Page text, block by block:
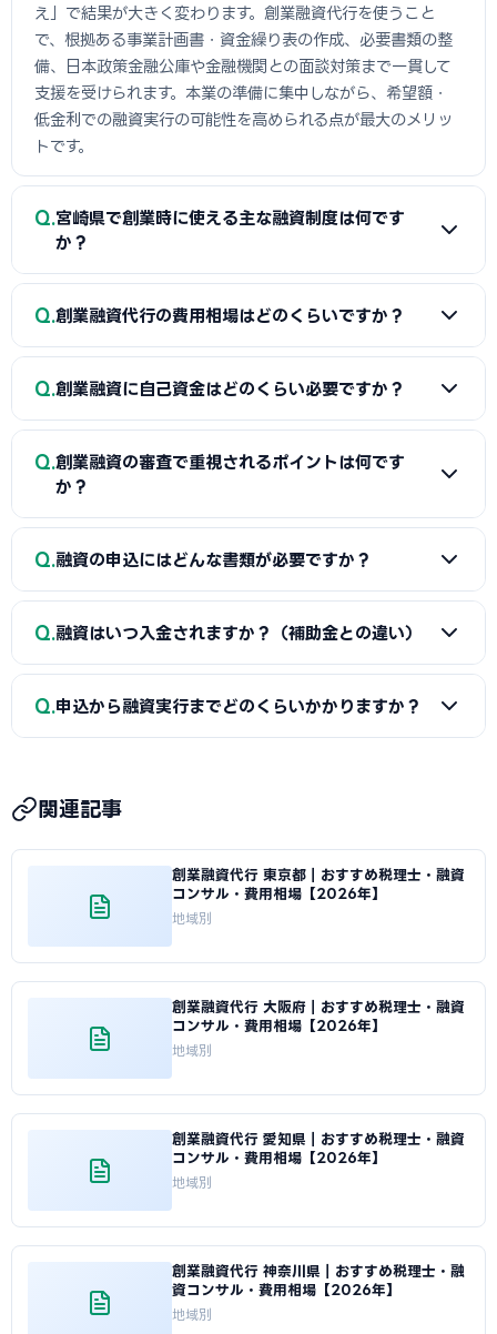
え」で結果が大きく変わります。創業融資代行を使うこと
で、根拠ある事業計画書・資金繰り表の作成、必要書類の整
備、日本政策金融公庫や金融機関との面談対策まで一貫して
支援を受けられます。本業の準備に集中しながら、希望額・
低金利での融資実行の可能性を高められる点が最大のメリッ
トです。
Q 宮崎県で創業時に使える主な融資制度は何です
か？
A
日本政策金融公庫の「新規開業資金」、信用保証協会の
薦の「マル経融資」などが中心です。実績の浅い創業期で
も、原則無担保・無保証人で利用できる制度が複数ありま
Q 創業融資代行の費用相場はどのくらいですか？
A
一般的に「着手金（無料〜数万円）＋成功報酬（融資実
所もあります。融資額や難易度で異なるため、契約前に見積
もりと報酬条件を必ず確認しましょう。当サイトでは宮崎県
に対応した実績豊富な専門家を無料でご紹介しています。
Q 創業融資に自己資金はどのくらい必要ですか？
A
制度上の自己資金要件は緩和傾向にありますが、実務で
は希望融資額の1〜3割程度の自己資金があると審査で有利と
歴」です。通帳で計画的な資金準備を示せると評価が高まり
ます。一時的な借入による見せ金は逆効果なので避けましょ
Q 創業融資の審査で重視されるポイントは何です
か？
A
①自己資金の額と出所、②事業の経験・スキル、③創業
宮崎県の市場環境や自身の強みを踏まえた、堅実かつ実現可
能な計画ほど高く評価されます。創業融資代行はこの作り込
Q 融資の申込にはどんな書類が必要ですか？
A
一般的に、創業計画書、資金繰り表、見積書、自己資金
決算書などが必要です。創業融資代行はこれらの書類作成・
整備と不備チェックを代行し、面談で説明すべき要点まで準
Q 融資はいつ入金されますか？（補助金との違い）
A
融資は補助金と違い「前払い」です。審査通過・契約後
用するのが定石です。
Q 申込から融資実行までどのくらいかかりますか？
資実行までおおむね3週間〜1.5か月程度が目安です。信用保
証協会・制度融資は金融機関と保証協会の二段階審査のた
め、もう少し時間がかかる場合があります。創業スケジュール
から逆算し、早めに準備を始めることが重要です。
関連記事
創業融資代行 東京都｜おすすめ税理士・融資
コンサル・費用相場【2026年】
地域別
創業融資代行 大阪府｜おすすめ税理士・融資
コンサル・費用相場【2026年】
地域別
創業融資代行 愛知県｜おすすめ税理士・融資
コンサル・費用相場【2026年】
地域別
創業融資代行 神奈川県｜おすすめ税理士・融
資コンサル・費用相場【2026年】
地域別